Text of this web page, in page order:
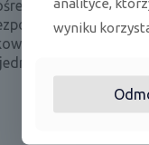
- zapobiega
śledzący
Klimatyzator
przyciskiem.
wyniku